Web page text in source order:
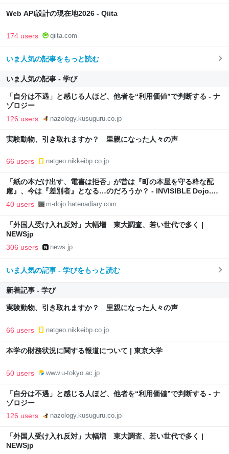
Web API設計の現在地2026 - Qiita
174 users qiita.com
いま人気の記事をもっと読む
いま人気の記事 - 学び
「自分は不遇」と感じる人ほど、他者を“利用価値”で判断する - ナ
ゾロジー
126 users nazology.kusuguru.co.jp
実験動物、引き取れますか？ 里親になった人々の声
66 users natgeo.nikkeibp.co.jp
「紙の本だけ出す、電書は拒否」が昔は『町の本屋を守る粋な配
慮』、今は『差別者』となる…のだろうか？ - INVISIBLE Dojo.
ーQUIET & COLORFUL PLACE-
40 users m-dojo.hatenadiary.com
「外国人受け入れ反対」大幅増 東大調査、若い世代で多く |
NEWSjp
306 users news.jp
いま人気の記事 - 学びをもっと読む
新着記事 - 学び
実験動物、引き取れますか？ 里親になった人々の声
66 users natgeo.nikkeibp.co.jp
本学の財務状況に関する報道について | 東京大学
50 users www.u-tokyo.ac.jp
「自分は不遇」と感じる人ほど、他者を“利用価値”で判断する - ナ
ゾロジー
126 users nazology.kusuguru.co.jp
「外国人受け入れ反対」大幅増 東大調査、若い世代で多く |
NEWSjp